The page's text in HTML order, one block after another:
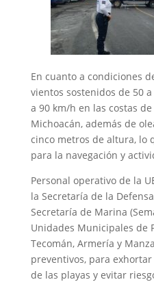
En cuanto a condiciones
vientos sostenidos de 50
a 90 km/h en las costas de
Michoacán, además de
cinco metros de altura, lo
para la navegación y
Personal operativo de la
la Secretaría de la
Secretaría de Marina
Unidades Municipales de
Tecomán, Armería y
preventivos, para
de las playas y evitar